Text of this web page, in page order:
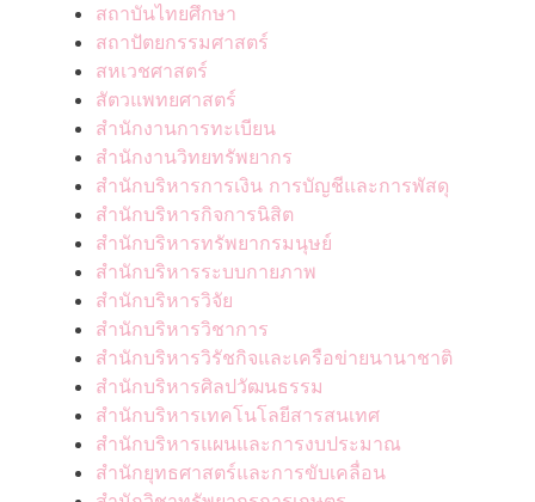
สถาบันไทยศึกษา
สถาปัตยกรรมศาสตร์
สหเวชศาสตร์
สัตวแพทยศาสตร์
สำนักงานการทะเบียน
สำนักงานวิทยทรัพยากร
สำนักบริหารการเงิน การบัญชีและการพัสดุ
สำนักบริหารกิจการนิสิต
สำนักบริหารทรัพยากรมนุษย์
สำนักบริหารระบบกายภาพ
สำนักบริหารวิจัย
สำนักบริหารวิชาการ
สำนักบริหารวิรัชกิจและเครือข่ายนานาชาติ
สำนักบริหารศิลปวัฒนธรรม
สำนักบริหารเทคโนโลยีสารสนเทศ
สำนักบริหารแผนและการงบประมาณ
สำนักยุทธศาสตร์และการขับเคลื่อน